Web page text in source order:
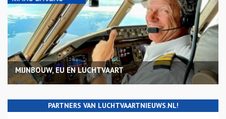
MIJNBOUW, EU EN LUCHTVAART
PARTNERS VAN LUCHTVAARTNIEUWS.NL!